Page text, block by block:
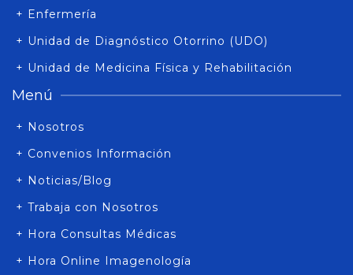
+ Enfermería
+ Unidad de Diagnóstico Otorrino (UDO)
+ Unidad de Medicina Física y Rehabilitación
Menú
+ Nosotros
+ Convenios Información
+ Noticias/Blog
+ Trabaja con Nosotros
+ Hora Consultas Médicas
+ Hora Online Imagenología